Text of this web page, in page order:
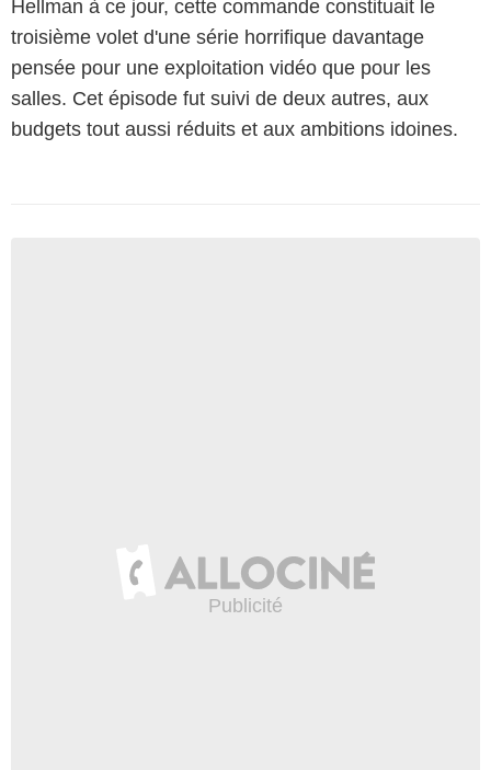
Hellman à ce jour, cette commande constituait le
troisième volet d'une série horrifique davantage
pensée pour une exploitation vidéo que pour les
salles. Cet épisode fut suivi de deux autres, aux
budgets tout aussi réduits et aux ambitions idoines.